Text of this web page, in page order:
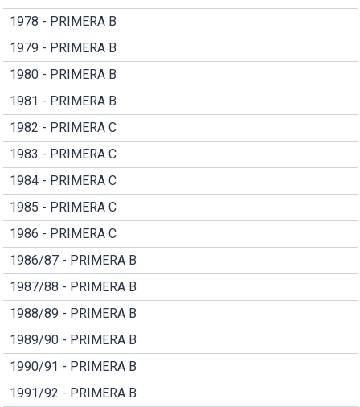
1978 - PRIMERA B
1979 - PRIMERA B
1980 - PRIMERA B
1981 - PRIMERA B
1982 - PRIMERA C
1983 - PRIMERA C
1984 - PRIMERA C
1985 - PRIMERA C
1986 - PRIMERA C
1986/87 - PRIMERA B
1987/88 - PRIMERA B
1988/89 - PRIMERA B
1989/90 - PRIMERA B
1990/91 - PRIMERA B
1991/92 - PRIMERA B